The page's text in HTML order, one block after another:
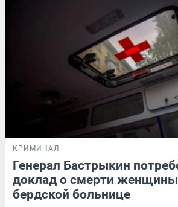
КРИМИНАЛ
Генерал Бастрыкин
доклад о смерти женщины
бердской больнице